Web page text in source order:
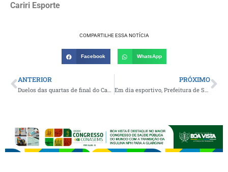
Cariri Esporte
COMPARTILHE ESSA NOTÍCIA
Facebook WhatsApp
ANTERIOR PRÓXIMO